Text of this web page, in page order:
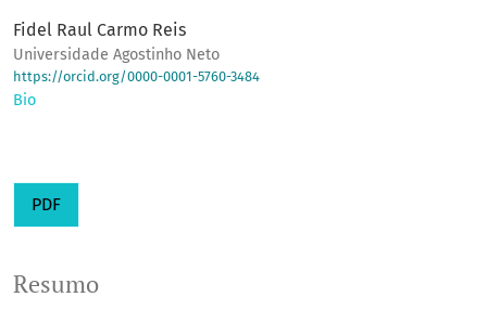
Fidel Raul Carmo Reis
Universidade Agostinho Neto
https://orcid.org/0000-0001-5760-3484
Bio
PDF
Resumo